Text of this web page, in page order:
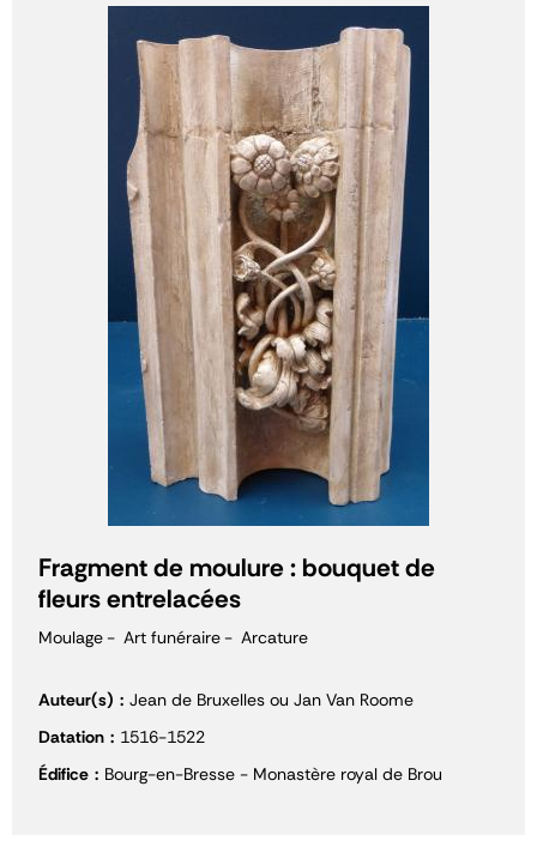
Fragment de moulure : bouquet de
fleurs entrelacées
Moulage Art funéraire Arcature
Auteur(s)
Jean de Bruxelles ou Jan Van Roome
Datation
1516-1522
Édifice
Bourg-en-Bresse - Monastère royal de Brou